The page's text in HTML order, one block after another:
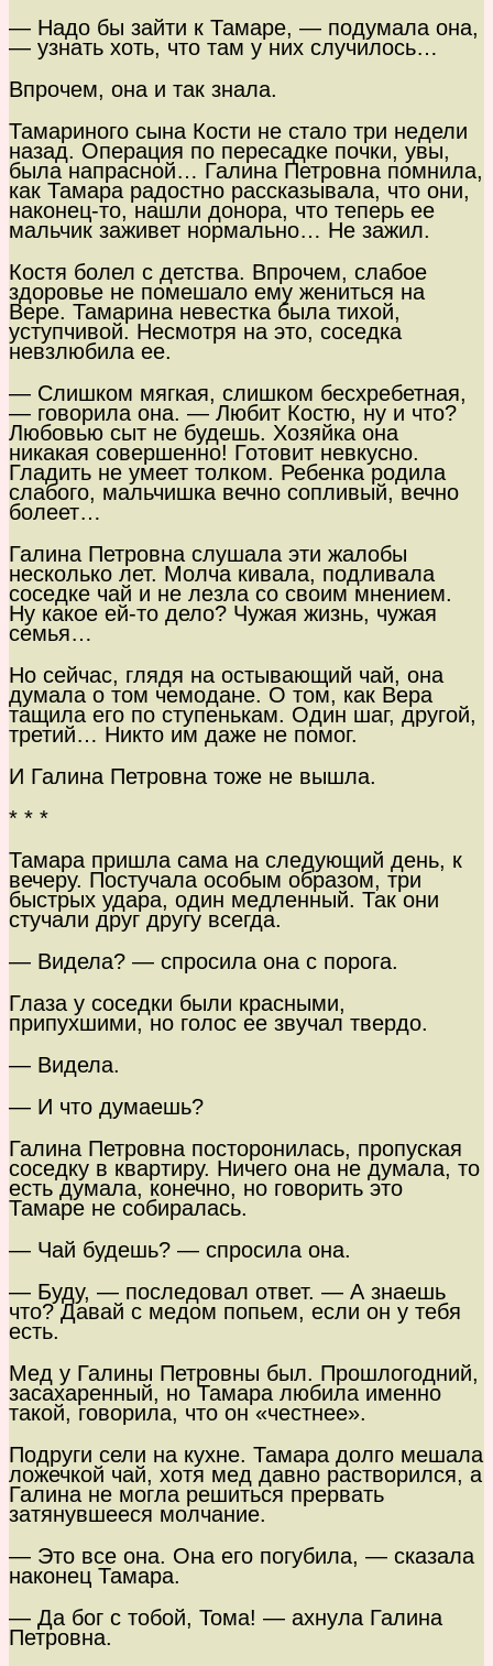
— Надо бы зайти к Тамаре, — подумала она,
— узнать хоть, что там у них случилось…
Впрочем, она и так знала.
Тамариного сына Кости не стало три недели
назад. Операция по пересадке почки, увы,
была напрасной… Галина Петровна помнила,
как Тамара радостно рассказывала, что они,
наконец-то, нашли донора, что теперь ее
мальчик заживет нормально… Не зажил.
Костя болел с детства. Впрочем, слабое
здоровье не помешало ему жениться на
Вере. Тамарина невестка была тихой,
уступчивой. Несмотря на это, соседка
невзлюбила ее.
— Слишком мягкая, слишком бесхребетная,
— говорила она. — Любит Костю, ну и что?
Любовью сыт не будешь. Хозяйка она
никакая совершенно! Готовит невкусно.
Гладить не умеет толком. Ребенка родила
слабого, мальчишка вечно сопливый, вечно
болеет…
Галина Петровна слушала эти жалобы
несколько лет. Молча кивала, подливала
соседке чай и не лезла со своим мнением.
Ну какое ей-то дело? Чужая жизнь, чужая
семья…
Но сейчас, глядя на остывающий чай, она
думала о том чемодане. О том, как Вера
тащила его по ступенькам. Один шаг, другой,
третий… Никто им даже не помог.
И Галина Петровна тоже не вышла.
* * *
Тамара пришла сама на следующий день, к
вечеру. Постучала особым образом, три
быстрых удара, один медленный. Так они
стучали друг другу всегда.
— Видела? — спросила она с порога.
Глаза у соседки были красными,
припухшими, но голос ее звучал твердо.
— Видела.
— И что думаешь?
Галина Петровна посторонилась, пропуская
соседку в квартиру. Ничего она не думала, то
есть думала, конечно, но говорить это
Тамаре не собиралась.
— Чай будешь? — спросила она.
— Буду, — последовал ответ. — А знаешь
что? Давай с медом попьем, если он у тебя
есть.
Мед у Галины Петровны был. Прошлогодний,
засахаренный, но Тамара любила именно
такой, говорила, что он «честнее».
Подруги сели на кухне. Тамара долго мешала
ложечкой чай, хотя мед давно растворился, а
Галина не могла решиться прервать
затянувшееся молчание.
— Это все она. Она его погубила, — сказала
наконец Тамара.
— Да бог с тобой, Тома! — ахнула Галина
Петровна.